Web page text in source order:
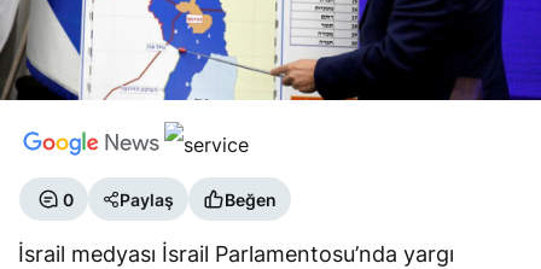
0 Paylaş Beğen
İsrail medyası İsrail Parlamentosu’nda yargı